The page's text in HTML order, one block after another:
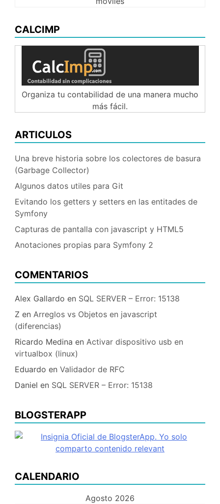
CALCIMP
Organiza tu contabilidad de una manera mucho
más fácil.
ARTICULOS
Una breve historia sobre los colectores de basura
(Garbage Collector)
Algunos datos utiles para Git
Evitando los getters y setters en las entitades de
Symfony
Capturas de pantalla con javascript y HTML5
Anotaciones propias para Symfony 2
COMENTARIOS
Alex Gallardo en SQL SERVER – Error: 15138
Z en Arreglos vs Objetos en javascript
(diferencias)
Ricardo Medina en Activar dispositivo usb en
virtualbox (linux)
Eduardo en Validador de RFC
Daniel en SQL SERVER – Error: 15138
BLOGSTERAPP
CALENDARIO
Agosto 2026